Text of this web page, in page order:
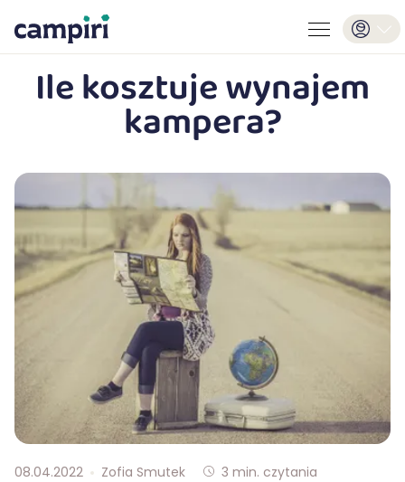
Ile kosztuje wynajem
kampera?
08.04.2022 Zofia Smutek 3 min. czytania